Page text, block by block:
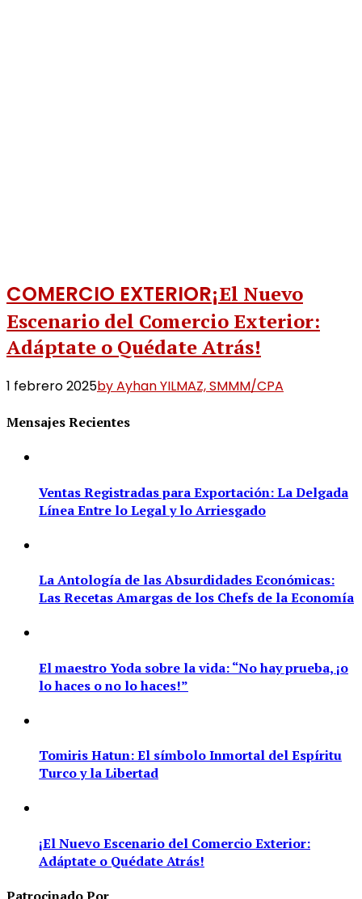
COMERCIO EXTERIOR¡El Nuevo
Escenario del Comercio Exterior:
Adáptate o Quédate Atrás!
1 febrero 2025by Ayhan YILMAZ, SMMM/CPA
Mensajes Recientes
Ventas Registradas para Exportación: La Delgada
Línea Entre lo Legal y lo Arriesgado
La Antología de las Absurdidades Económicas:
Las Recetas Amargas de los Chefs de la Economía
El maestro Yoda sobre la vida: “No hay prueba, ¡o
lo haces o no lo haces!”
Tomiris Hatun: El símbolo Inmortal del Espíritu
Turco y la Libertad
¡El Nuevo Escenario del Comercio Exterior:
Adáptate o Quédate Atrás!